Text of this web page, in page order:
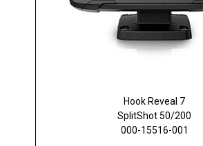
Hook Reveal 7
SplitShot 50/200
000-15516-001